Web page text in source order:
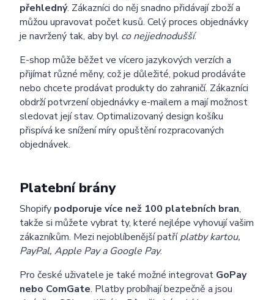
přehledný. Zákazníci do něj snadno přidávají zboží a
můžou upravovat počet kusů. Celý proces objednávky
je navržený tak, aby byl co nejjednodušší.
E-shop může běžet ve vícero jazykových verzích a
přijímat různé měny, což je důležité, pokud prodáváte
nebo chcete prodávat produkty do zahraničí. Zákazníci
obdrží potvrzení objednávky e-mailem a mají možnost
sledovat její stav. Optimalizovaný design košíku
přispívá ke snížení míry opuštění rozpracovaných
objednávek.
Platební brány
Shopify podporuje více než 100 platebních bran,
takže si můžete vybrat ty, které nejlépe vyhovují vašim
zákazníkům. Mezi nejoblíbenější patříplatby kartou,
PayPal, Apple Pay a Google Pay.
Pro české uživatele je také možné integrovat GoPay
nebo ComGate. Platby probíhají bezpečně a jsou